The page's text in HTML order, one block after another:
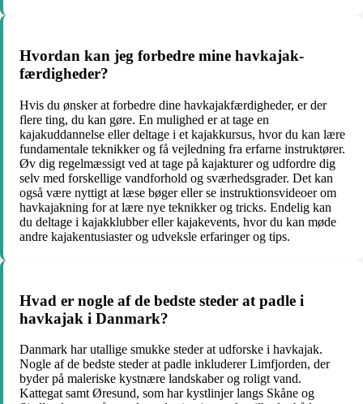
Hvordan kan jeg forbedre mine havkajak-
færdigheder?
Hvis du ønsker at forbedre dine havkajakfærdigheder, er der
flere ting, du kan gøre. En mulighed er at tage en
kajakuddannelse eller deltage i et kajakkursus, hvor du kan lære
fundamentale teknikker og få vejledning fra erfarne instruktører.
Øv dig regelmæssigt ved at tage på kajakturer og udfordre dig
selv med forskellige vandforhold og sværhedsgrader. Det kan
også være nyttigt at læse bøger eller se instruktionsvideoer om
havkajakning for at lære nye teknikker og tricks. Endelig kan
du deltage i kajakklubber eller kajakevents, hvor du kan møde
andre kajakentusiaster og udveksle erfaringer og tips.
Hvad er nogle af de bedste steder at padle i
havkajak i Danmark?
Danmark har utallige smukke steder at udforske i havkajak.
Nogle af de bedste steder at padle inkluderer Limfjorden, der
byder på maleriske kystnære landskaber og roligt vand.
Kattegat samt Øresund, som har kystlinjer langs Skåne og